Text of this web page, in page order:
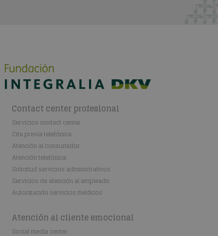
Contact center profesional
Servicios contact center
Cita previa telefónica
Atención al consumidor
Atención telefónica
Solicitud servicios administrativos
Servicios de atención al empleado
Autorización servicios médicos
Atención al cliente emocional
Social media center